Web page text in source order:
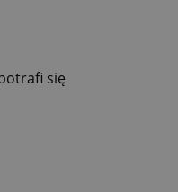
się